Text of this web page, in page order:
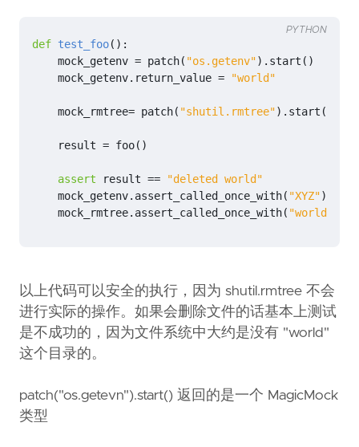
def test_foo():
mock_getenv = patch( "os.getenv") . start ()
mock_getenv. return_value = "world"
mock_rmtree= patch( "shutil.rmtree") . start ()
result = foo()
assert result ==
"deleted world"
mock_getenv. assert_called_once_with( "XYZ")
mock_rmtree. assert_called_once_with( "world"
PYTHON
以上代码可以安全的执行，因为 shutil.rmtree 不会
进行实际的操作。如果会删除文件的话基本上测试
是不成功的，因为文件系统中大约是没有 "world"
这个目录的。
patch("os.getevn").start() 返回的是一个 MagicMock
类型